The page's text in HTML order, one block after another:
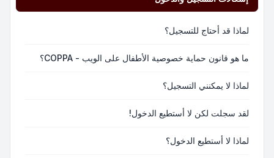
لماذا قد أحتاج للتسجيل؟
ما هو قانون حماية خصوصية الأطفال على الويب - COPPA؟
لماذا لا يمكنني التسجيل؟
لقد سجلت لكن لا أستطيع الدخول!
لماذا لا أستطيع الدخول؟